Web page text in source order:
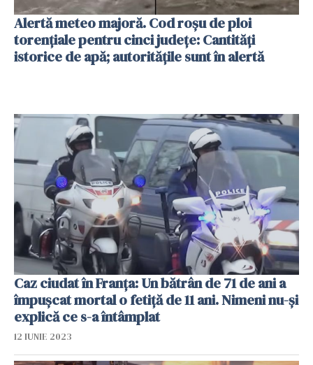
Alertă meteo majoră. Cod roșu de ploi
torențiale pentru cinci județe: Cantități
istorice de apă; autoritățile sunt în alertă
Caz ciudat în Franţa: Un bătrân de 71 de ani a
împuşcat mortal o fetiţă de 11 ani. Nimeni nu-și
explică ce s-a întâmplat
12 IUNIE 2023